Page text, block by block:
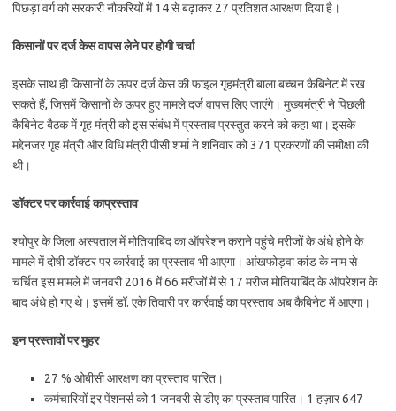
पिछड़ा वर्ग को सरकारी नौकरियों में 14 से बढ़ाकर 27 प्रतिशत आरक्षण दिया है।
किसानों पर दर्ज केस वापस लेने पर होगी चर्चा
इसके साथ ही किसानों के ऊपर दर्ज केस की फाइल गृहमंत्री बाला बच्चन कैबिनेट में रख
सकते हैं, जिसमें किसानों के ऊपर हुए मामले दर्ज वापस लिए जाएंगे। मुख्यमंत्री ने पिछली
कैबिनेट बैठक में गृह मंत्री को इस संबंध में प्रस्ताव प्रस्तुत करने को कहा था। इसके
मद्देनजर गृह मंत्री और विधि मंत्री पीसी शर्मा ने शनिवार को 371 प्रकरणों की समीक्षा की
थी।
डॉक्टर पर कार्रवाई काप्रस्ताव
श्योपुर के जिला अस्पताल में मोतियाबिंद का ऑपरेशन कराने पहुंचे मरीजों के अंधे होने के
मामले में दोषी डॉक्टर पर कार्रवाई का प्रस्ताव भी आएगा। आंखफोड़वा कांड के नाम से
चर्चित इस मामले में जनवरी 2016 में 66 मरीजों में से 17 मरीज मोतियाबिंद के ऑपरेशन के
बाद अंधे हो गए थे। इसमें डॉ. एके तिवारी पर कार्रवाई का प्रस्ताव अब कैबिनेट में आएगा।
इन प्रस्तावों पर मुहर
27 % ओबीसी आरक्षण का प्रस्ताव पारित।
कर्मचारियों इर पेंशनर्स को 1 जनवरी से डीए का प्रस्ताव पारित। 1 हज़ार 647